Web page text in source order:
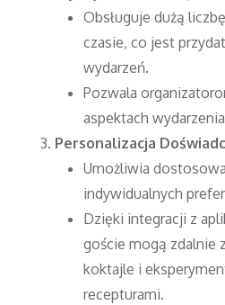
Obsługuje dużą
czasie, co jest
wydarzeń.
Pozwala
aspektach
Personalizacja
Umożliwia
indywidualnych
Dzięki integracji z
goście mogą zdalnie
koktajle i
recepturami.